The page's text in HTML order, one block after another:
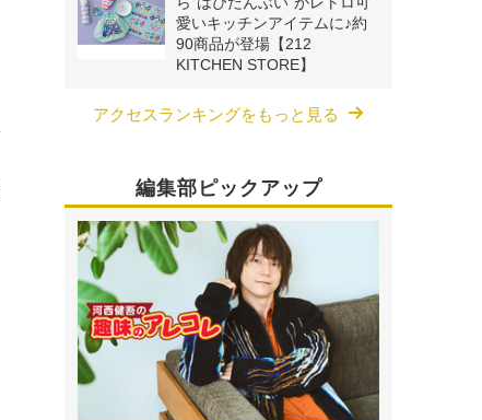
愛いキッチンアイテムに♪約
90商品が登場【212
KITCHEN STORE】
アクセスランキングをもっと見る
編集部ピックアップ